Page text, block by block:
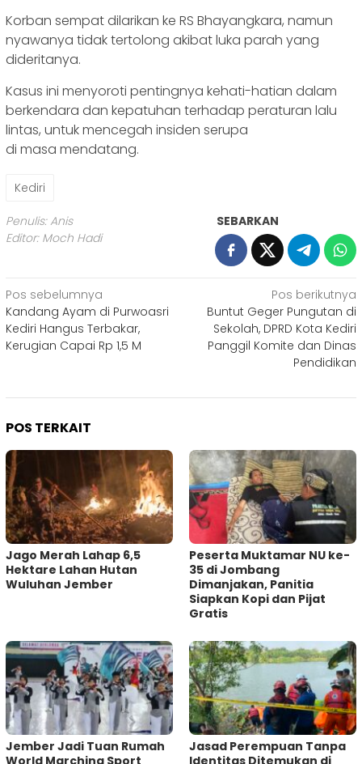
Korban sempat dilarikan ke RS Bhayangkara, namun
nyawanya tidak tertolong akibat luka parah yang
dideritanya.
Kasus ini menyoroti pentingnya kehati-hatian dalam
berkendara dan kepatuhan terhadap peraturan lalu
lintas, untuk mencegah insiden serupa
di masa mendatang.
Kediri
Penulis: Anis
Editor: Moch Hadi
SEBARKAN
Navigasi
pos
Pos sebelumnya
Kandang Ayam di Purwoasri
Kediri Hangus Terbakar,
Kerugian Capai Rp 1,5 M
Pos berikutnya
Buntut Geger Pungutan di
Sekolah, DPRD Kota Kediri
Panggil Komite dan Dinas
Pendidikan
POS TERKAIT
Jago Merah Lahap 6,5
Hektare Lahan Hutan
Wuluhan Jember
Peserta Muktamar NU ke-
35 di Jombang
Dimanjakan, Panitia
Siapkan Kopi dan Pijat
Gratis
Jember Jadi Tuan Rumah
World Marching Sport
Jasad Perempuan Tanpa
Identitas Ditemukan di